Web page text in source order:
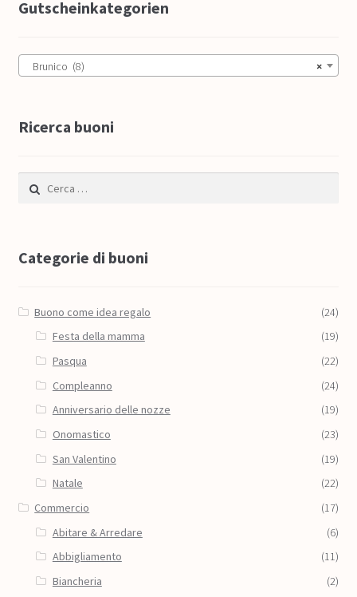
Gutscheinkategorien
×
Brunico (8)
Ricerca buoni
Ricerca per:
Categorie di buoni
Buono come idea regalo
(24)
Festa della mamma
(19)
Pasqua
(22)
Compleanno
(24)
Anniversario delle nozze
(19)
Onomastico
(23)
San Valentino
(19)
Natale
(22)
Commercio
(17)
Abitare & Arredare
(6)
Abbigliamento
(11)
Biancheria
(2)